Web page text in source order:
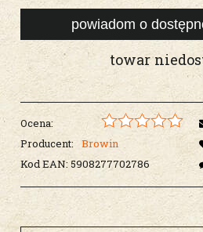
powiadom o
towar
Ocena:
Producent:
Browin
Kod EAN: 5908277702786